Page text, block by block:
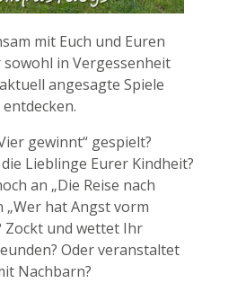
mit Euch und Euren
in Vergessenheit
angesagte Spiele
gewinnt“ gespielt?
Lieblinge Eurer Kindheit?
an „Die Reise nach
„Wer hat Angst vorm
Zockt und wettet Ihr
Oder veranstaltet
Nachbarn?